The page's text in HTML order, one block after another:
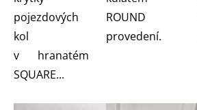
pojezdových
kol
v hranatém
SQUARE...
ROUND
provedení.